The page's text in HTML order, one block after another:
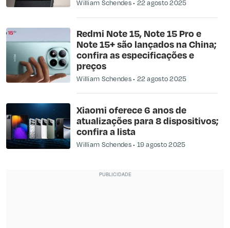
William Schendes 22 agosto 2025
Redmi Note 15, Note 15 Pro e
Note 15+ são lançados na China;
confira as especificações e
preços
William Schendes 22 agosto 2025
Xiaomi oferece 6 anos de
atualizações para 8 dispositivos;
confira a lista
William Schendes 19 agosto 2025